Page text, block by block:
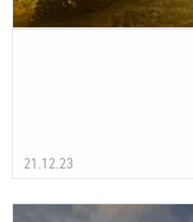
21.12.23